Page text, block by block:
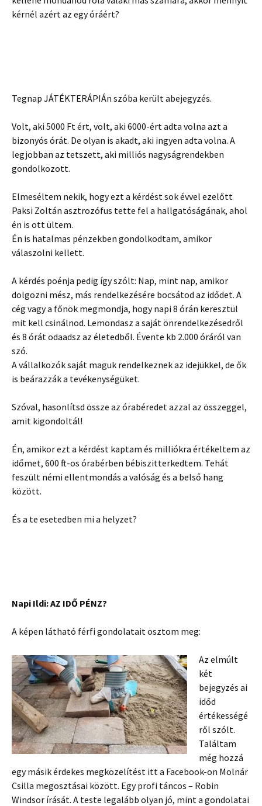
kérnél azért az egy óráért?
Tegnap JÁTÉKTERÁPIÁn szóba került abejegyzés.
Volt, aki 5000 Ft ért, volt, aki 6000-ért adta volna azt a
bizonyós órát. De olyan is akadt, aki ingyen adta volna. A
legjobban az tetszett, aki milliós nagyságrendekben
gondolkozott.
Elmeséltem nekik, hogy ezt a kérdést sok évvel ezelőtt
Paksi Zoltán asztrozófus tette fel a hallgatóságának, ahol
én is ott ültem.
Én is hatalmas pénzekben gondolkodtam, amikor
válaszolni kellett.
A kérdés poénja pedig így szólt: Nap, mint nap, amikor
dolgozni mész, más rendelkezésére bocsátod az idődet. A
cég vagy a főnök megmondja, hogy napi 8 órán keresztül
mit kell csinálnod. Lemondasz a saját önrendelkezésedről
és 8 órát odaadsz az életedből. Évente kb 2.000 óráról van
szó.
A vállalkozók saját maguk rendelkeznek az idejükkel, de ők
is beárazzák a tevékenységüket.
Szóval, hasonlítsd össze az órabéredet azzal az összeggel,
amit kigondoltál!
Én, amikor ezt a kérdést kaptam és milliókra értékeltem az
időmet, 600 ft-os órabérben bébiszitterkedtem. Tehát
feszült némi ellentmondás a valóság és a belső hang
között.
És a te esetedben mi a helyzet?
Napi Ildi: AZ IDŐ PÉNZ?
A képen látható férfi gondolatait osztom meg:
Az elmúlt
két
bejegyzés ai
időd
értékességé
ről szólt.
Találtam
még hozzá
egy másik érdekes megközelítést itt a Facebook-on Molnár
Csilla megosztásai között. Egy profi táncos – Robin
Windsor írását. A teste legalább olyan jó, mint a gondolatai